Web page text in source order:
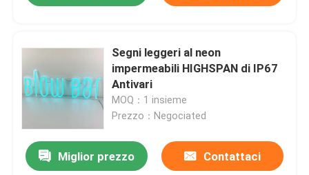
Casa
Circa noi
Segni leggeri al neon
impermeabili HIGHSPAN di IP67
Antivari
MOQ：1 insieme
Prezzo：Negociated
Miglior prezzo Contattaci
L'argento dell'hotel ha fabbricato le lettere che di acciaio inossidabile il piano ha tagliato lo spessore di 20-200mm